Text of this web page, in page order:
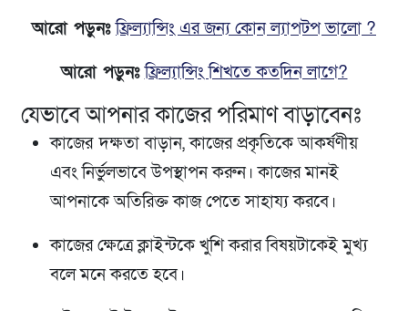
আরো পড়ুনঃফ্রিল্যান্সিং এর জন্য কোন ল্যাপটপ ভালো ?
আরো পড়ুনঃফ্রিল্যান্সিং শিখতে কতদিন লাগে?
যেভাবে আপনার কাজের পরিমাণ বাড়াবেনঃ
কাজের দক্ষতা বাড়ান, কাজের প্রকৃতিকে আকর্ষণীয়
এবং নির্ভুলভাবে উপস্থাপন করুন। কাজের মানই
আপনাকে অতিরিক্ত কাজ পেতে সাহায্য করবে।
কাজের ক্ষেত্রে ক্লাইন্টকে খুশি করার বিষয়টাকেই মুখ্য
বলে মনে করতে হবে।